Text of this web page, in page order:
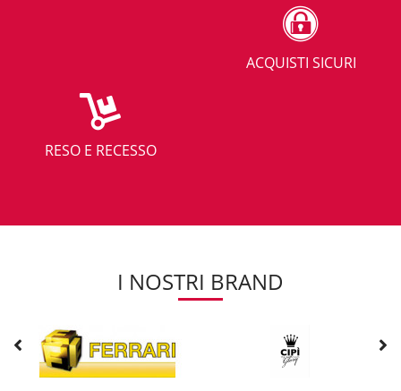
ACQUISTI SICURI
RESO E RECESSO
I NOSTRI BRAND